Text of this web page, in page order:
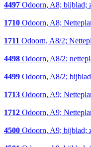
4497 Odoorn, A8; bijblad;
1710 Odoorn, A8;
1711 Odoorn, A8/2;
4498 Odoorn, A8/2;
4499 Odoorn, A8/2;
1713 Odoorn, A9;
1712 Odoorn, A9;
4500 Odoorn, A9; bijblad;